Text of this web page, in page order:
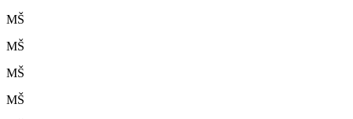
MŠ
MŠ
MŠ
MŠ